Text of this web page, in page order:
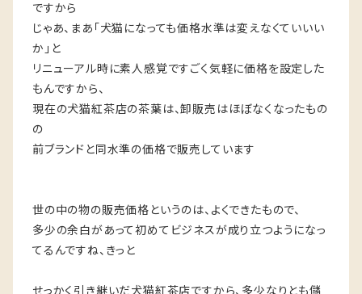
ですから
じゃあ、まあ「犬猫になっても価格水準は変えなくていいい
か」と
リニューアル時に素人感覚ですごく気軽に価格を設定した
もんですから、
現在の犬猫紅茶店の茶葉は、卸販売はほぼなくなったもの
の
前ブランドと同水準の価格で販売しています
世の中の物の販売価格というのは、よくできたもので、
多少の余白があって初めてビジネスが成り立つようになっ
てるんですね、きっと
せっかく引き継いだ犬猫紅茶店ですから、多少なりとも儲